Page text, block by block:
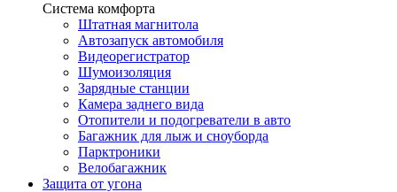
Система комфорта
Штатная магнитола
Автозапуск автомобиля
Видеорегистратор
Шумоизоляция
Зарядные станции
Камера заднего вида
Отопители и подогреватели в авто
Багажник для лыж и сноуборда
Парктроники
Велобагажник
Защита от угона